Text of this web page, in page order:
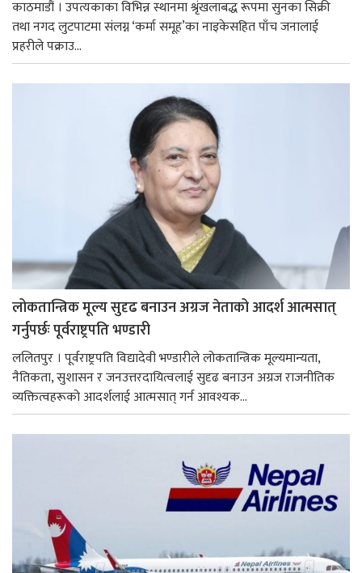
काठमाडौं । उपत्यकाका विभिन्न स्थानमा श्रृंखलाबद्ध रूपमा सुनका सिक्री
तथा नगद लुटपाटमा संलग्न ‘कर्मा समूह’का नाइकेसहित पाँच जनालाई
प्रहरीले पक्राउ...
लोकतान्त्रिक मूल्य सुदृढ बनाउन अग्रज नेताको आदर्श आत्मसात्
गर्नुपर्छः पूर्वराष्ट्रपति भण्डारी
ललितपुर । पूर्वराष्ट्रपति विद्यादेवी भण्डारीले लोकतान्त्रिक मूल्यमान्यता,
नैतिकता, सुशासन र जनउत्तरदायित्वलाई सुदृढ बनाउन अग्रज राजनीतिक
व्यक्तित्वहरूको आदर्शलाई आत्मसात् गर्न आवश्यक...